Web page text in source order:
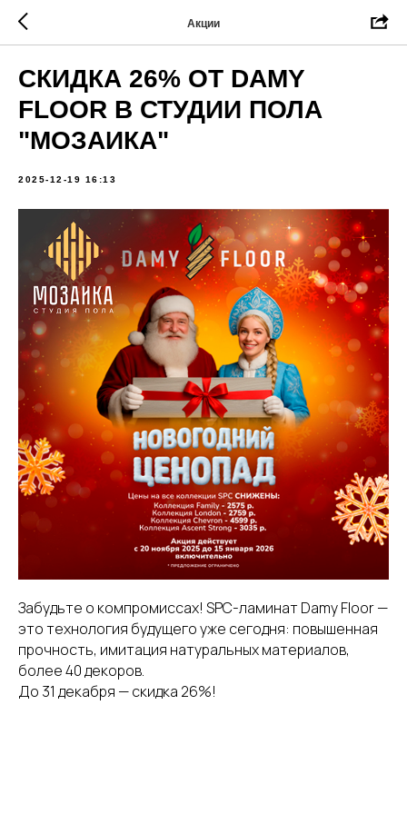
Акции
СКИДКА 26% ОТ DAMY
FLOOR В СТУДИИ ПОЛА
"МОЗАИКА"
2025-12-19 16:13
Забудьте о компромиссах! SPC-ламинат Damy Floor —
это технология будущего уже сегодня: повышенная
прочность, имитация натуральных материалов,
более 40 декоров.
До 31 декабря — скидка 26%!